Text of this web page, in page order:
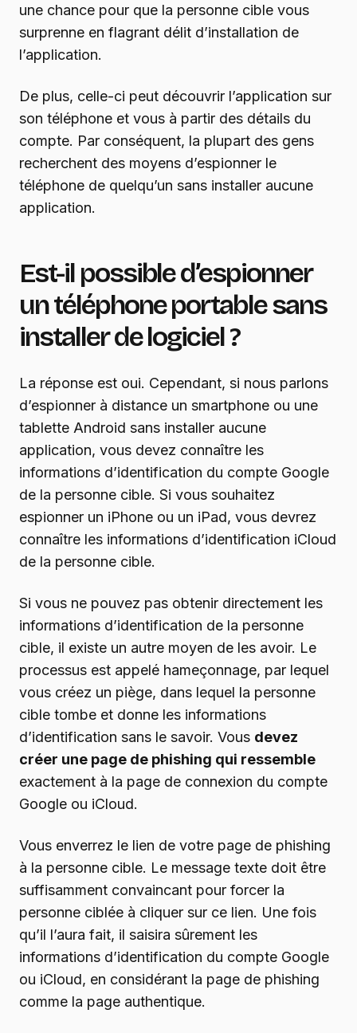
une chance pour que la personne cible vous
surprenne en flagrant délit d’installation de
l’application.
De plus, celle-ci peut découvrir l’application sur
son téléphone et vous à partir des détails du
compte. Par conséquent, la plupart des gens
recherchent des moyens d’espionner le
téléphone de quelqu’un sans installer aucune
application.
Est-il possible d’espionner
un téléphone portable sans
installer de logiciel ?
La réponse est oui. Cependant, si nous parlons
d’espionner à distance un smartphone ou une
tablette Android sans installer aucune
application, vous devez connaître les
informations d’identification du compte Google
de la personne cible. Si vous souhaitez
espionner un iPhone ou un iPad, vous devrez
connaître les informations d’identification iCloud
de la personne cible.
Si vous ne pouvez pas obtenir directement les
informations d’identification de la personne
cible, il existe un autre moyen de les avoir. Le
processus est appelé hameçonnage, par lequel
vous créez un piège, dans lequel la personne
cible tombe et donne les informations
d’identification sans le savoir. Vous devez
créer une page de phishing qui ressemble
exactement à la page de connexion du compte
Google ou iCloud.
Vous enverrez le lien de votre page de phishing
à la personne cible. Le message texte doit être
suffisamment convaincant pour forcer la
personne ciblée à cliquer sur ce lien. Une fois
qu’il l’aura fait, il saisira sûrement les
informations d’identification du compte Google
ou iCloud, en considérant la page de phishing
comme la page authentique.